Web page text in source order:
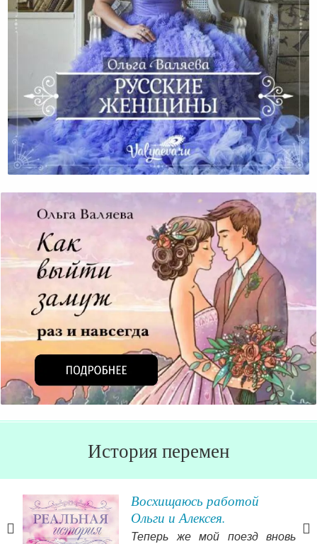
Русские Женщины
История перемен
Восхищаюсь работой
Ольги и Алексея.
Теперь же мой поезд вновь